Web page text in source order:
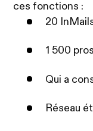
ces fonctions :
20
1 500
Qui a
Réseau